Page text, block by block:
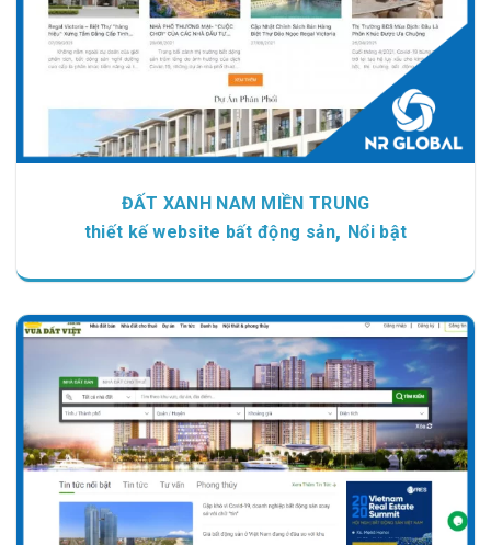
ĐẤT XANH NAM MIỀN TRUNG
thiết kế website bất động sản, Nổi bật